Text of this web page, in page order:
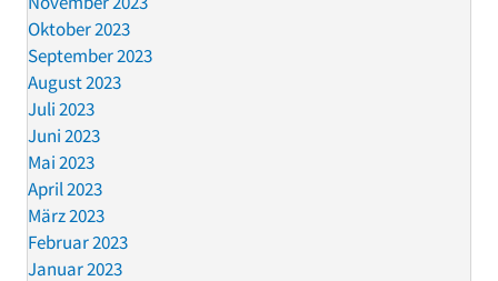
Oktober 2023
September 2023
August 2023
Juli 2023
Juni 2023
Mai 2023
April 2023
März 2023
Februar 2023
Januar 2023